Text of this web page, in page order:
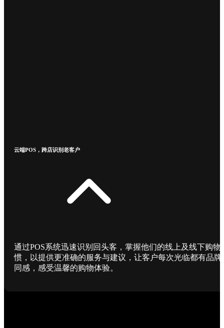
云端POS，跨店识别老客户
通过POS系统迅速识别回头客，掌握他们的线上及线下购物
惯，以提供更准确的服务与建议，让客户每次光临都有品牌
同感，感受温馨的购物体验。